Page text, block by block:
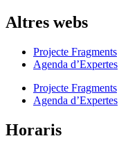
Altres webs
Projecte Fragments
Agenda d’Expertes
Projecte Fragments
Agenda d’Expertes
Horaris